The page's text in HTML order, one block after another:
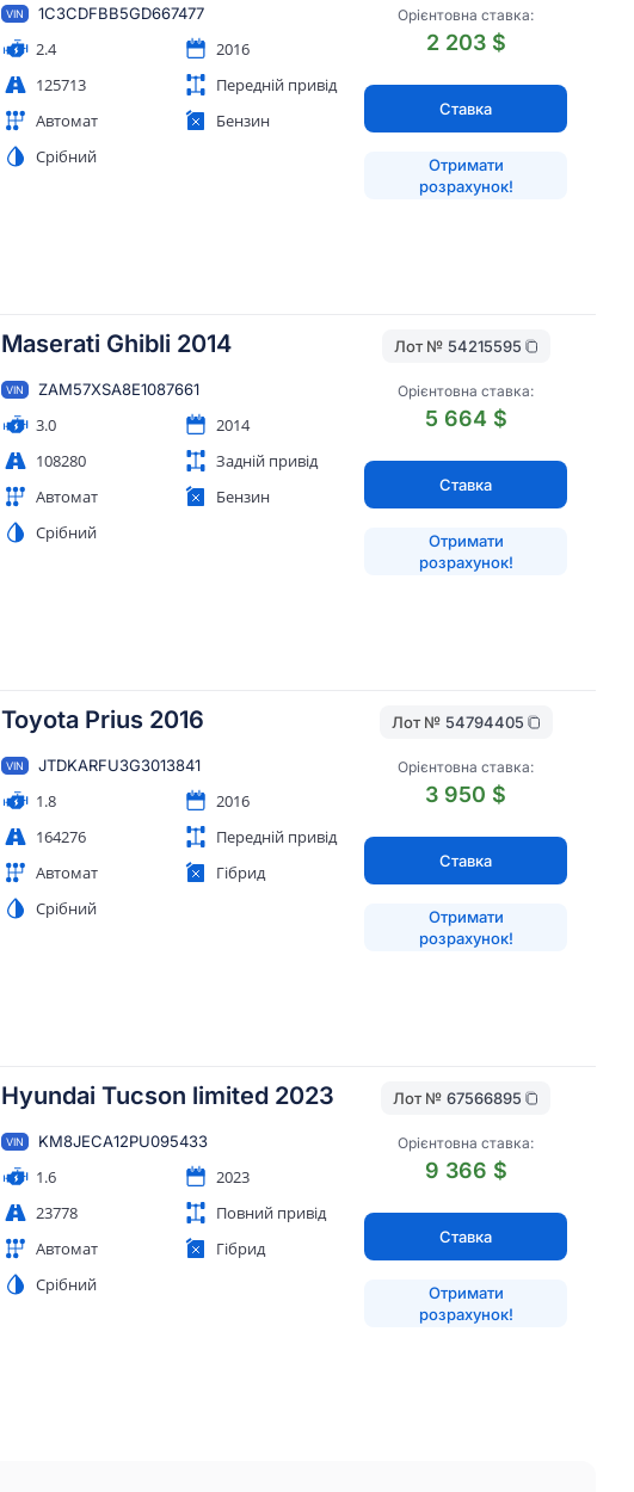
VIN 1C3CDFBB5GD667477
2.4
2016
125713
Передній привід
Автомат
Бензин
Срібний
Орієнтовна ставка:
2 203 $
Ставка
Отримати
розрахунок!
Maserati Ghibli 2014
VIN ZAM57XSA8E1087661
3.0
2014
108280
Задній привід
Автомат
Бензин
Срібний
Лот № 54215595
Орієнтовна ставка:
5 664 $
Ставка
Отримати
розрахунок!
Toyota Prius 2016
VIN JTDKARFU3G3013841
1.8
2016
164276
Передній привід
Автомат
Гібрид
Срібний
Лот № 54794405
Орієнтовна ставка:
3 950 $
Ставка
Отримати
розрахунок!
Hyundai Tucson limited 2023
VIN KM8JECA12PU095433
1.6
2023
23778
Повний привід
Автомат
Гібрид
Срібний
Лот № 67566895
Орієнтовна ставка:
9 366 $
Ставка
Отримати
розрахунок!